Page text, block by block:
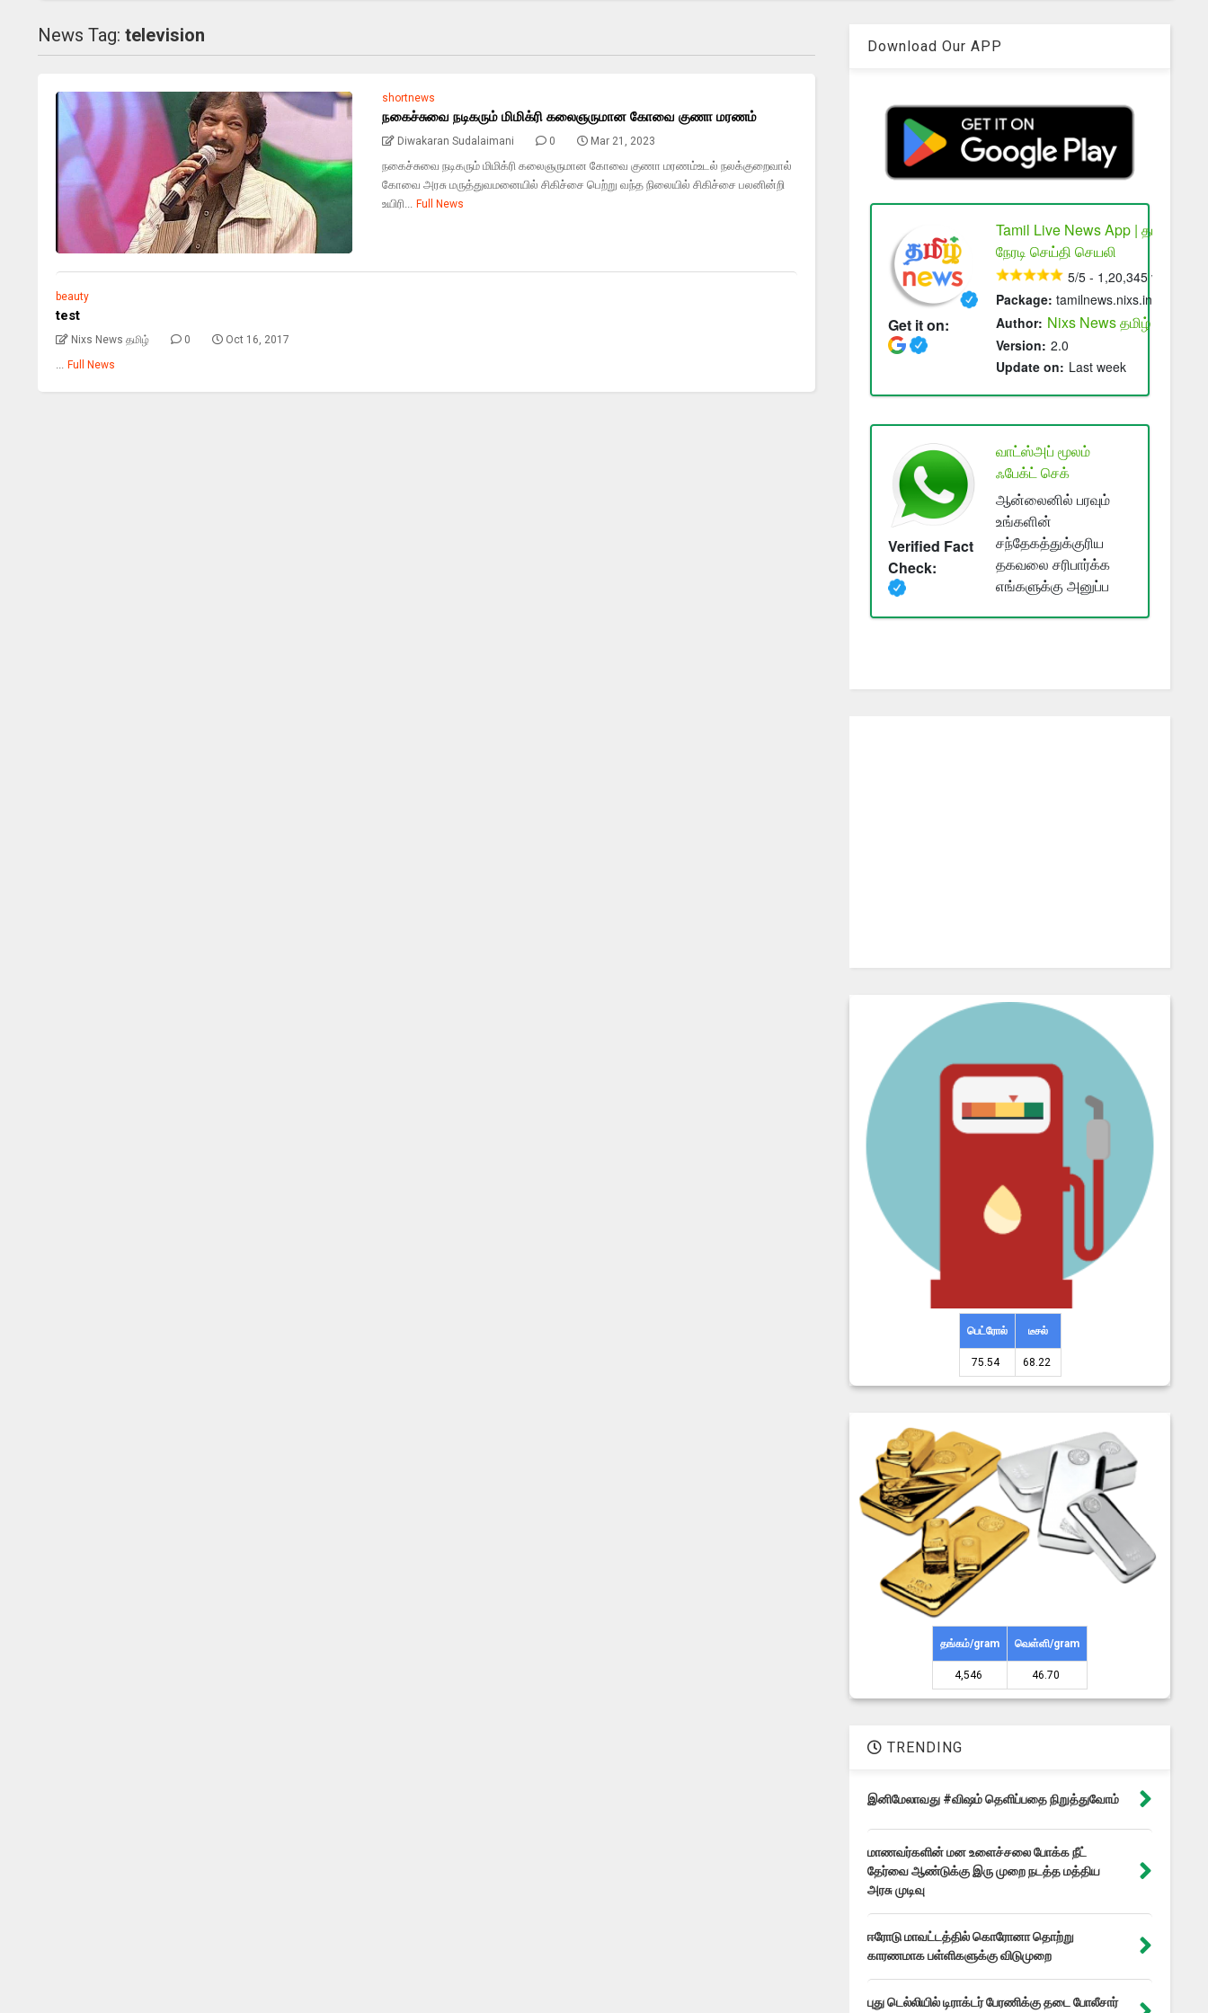
News Tag: television
shortnews
நகைச்சுவை நடிகரும் மிமிக்ரி கலைஞருமான கோவை குணா மரணம்
Diwakaran Sudalaimani 0 Mar 21, 2023
நகைச்சுவை நடிகரும் மிமிக்ரி கலைஞருமான கோவை குணா மரணம்உடல் நலக்குறைவால்
கோவை அரசு மருத்துவமனையில் சிகிச்சை பெற்று வந்த நிலையில் சிகிச்சை பலனின்றி
உயிரி... Full News
beauty
test
Nixs News தமிழ் 0 Oct 16, 2017
... Full News
Download Our APP
பெட்ரோல் டீசல்
75.54 ₹ 68.22 ₹
தங்கம்/gram வெள்ளி/gram
4,546 ₹ 46.70 ₹
TRENDING
இனிமேலாவது #விஷம் தெளிப்பதை நிறுத்துவோம்
மாணவர்களின் மன உளைச்சலை போக்க நீட்
தேர்வை ஆண்டுக்கு இரு முறை நடத்த மத்திய
அரசு முடிவு
ஈரோடு மாவட்டத்தில் கொரோனா தொற்று
காரணமாக பள்ளிகளுக்கு விடுமுறை
புது டெல்லியில் டிராக்டர் பேரணிக்கு தடை போலீசார்